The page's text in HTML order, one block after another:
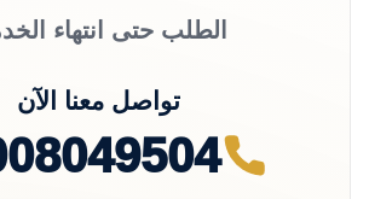
الطلب حتى انتهاء
تواصل معنا الآن